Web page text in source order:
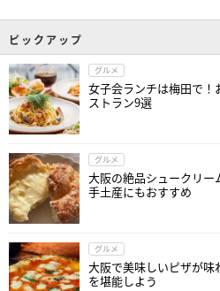
ピックアップ
グルメ
女子会ランチは梅田で！
ストラン9選
グルメ
大阪の絶品シュークリー
手土産にもおすすめ
グルメ
大阪で美味しいピザが
を堪能しよう